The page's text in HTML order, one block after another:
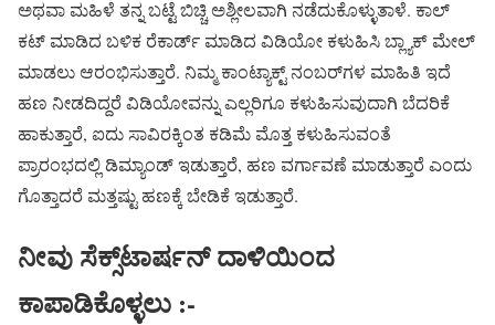
ಅಥವಾ ಮಹಿಳೆ ತನ್ನ ಬಟ್ಟೆ ಬಿಚ್ಚಿ ಅಶ್ಲೀಲವಾಗಿ ನಡೆದುಕೊಳ್ಳುತಾಳೆ. ಕಾಲ್
ಕಟ್ ಮಾಡಿದ ಬಳಿಕ ರೆಕಾರ್ಡ್ ಮಾಡಿದ ವಿಡಿಯೋ ಕಳುಹಿಸಿ ಬ್ಲ್ಯಾಕ್ ಮೇಲ್
ಮಾಡಲು ಆರಂಭಿಸುತ್ತಾರೆ. ನಿಮ್ಮ ಕಾಂಟ್ಯಾಕ್ಟ್ ನಂಬರ್‌ಗಳ ಮಾಹಿತಿ ಇದೆ
ಹಣ ನೀಡದಿದ್ದರೆ ವಿಡಿಯೋವನ್ನು ಎಲ್ಲರಿಗೂ ಕಳುಹಿಸುವುದಾಗಿ ಬೆದರಿಕೆ
ಹಾಕುತ್ತಾರೆ, ಐದು ಸಾವಿರಕ್ಕಿಂತ ಕಡಿಮೆ ಮೊತ್ತ ಕಳುಹಿಸುವಂತೆ
ಪ್ರಾರಂಭದಲ್ಲಿ ಡಿಮ್ಯಾಂಡ್ ಇಡುತ್ತಾರೆ, ಹಣ ವರ್ಗಾವಣೆ ಮಾಡುತ್ತಾರೆ ಎಂದು
ಗೊತ್ತಾದರೆ ಮತ್ತಷ್ಟು ಹಣಕ್ಕೆ ಬೇಡಿಕೆ ಇಡುತ್ತಾರೆ.
ನೀವು ಸೆಕ್ಸ್‌ಟಾರ್ಷನ್‌ ದಾಳಿಯಿಂದ
ಕಾಪಾಡಿಕೊಳ್ಳಲು :-